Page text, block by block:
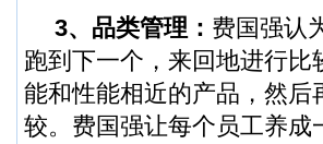
3、 品类管理 ： 费国强认
跑到下一个，来回地进行
能和性能相近的产品，然
较。费国强让每个员工养